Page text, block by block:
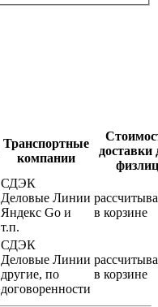
Транспортные
компании
доставки
физлиц
СДЭК
Деловые Линии
Яндекс Go и
т.п.
в корзине
СДЭК
Деловые Линии
другие, по
договоренности
в корзине